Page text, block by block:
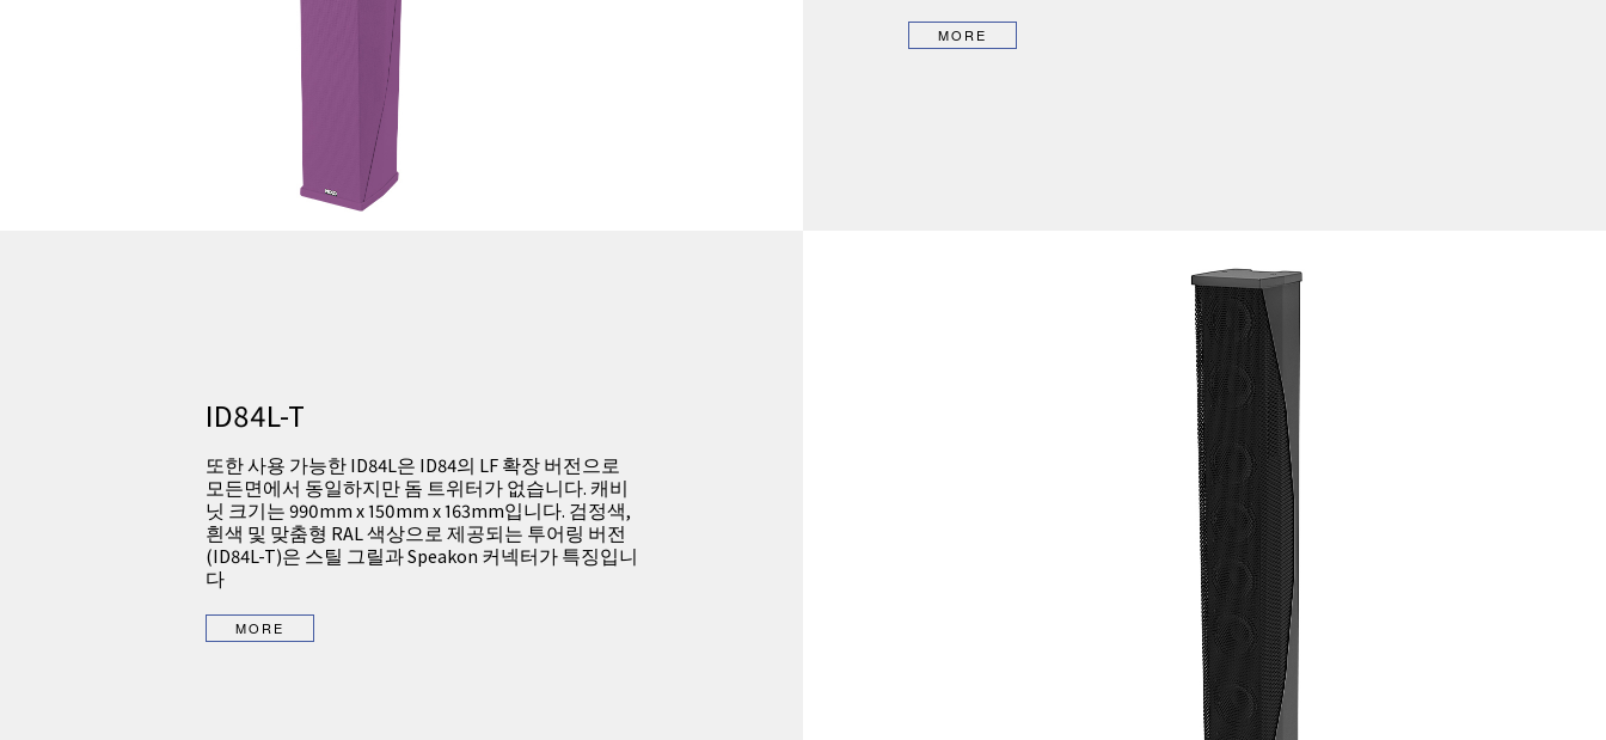
ID84L-T
또한 사용 가능한 ID84L은 ID84의 LF 확장 버전으로
모든면에서 동일하지만 돔 트위터가 없습니다. 캐비
닛 크기는 990mm x 150mm x 163mm입니다. 검정색,
흰색 및 맞춤형 RAL 색상으로 제공되는 투어링 버전
(ID84L-T)은 스틸 그릴과 Speakon 커넥터가 특징입니
다